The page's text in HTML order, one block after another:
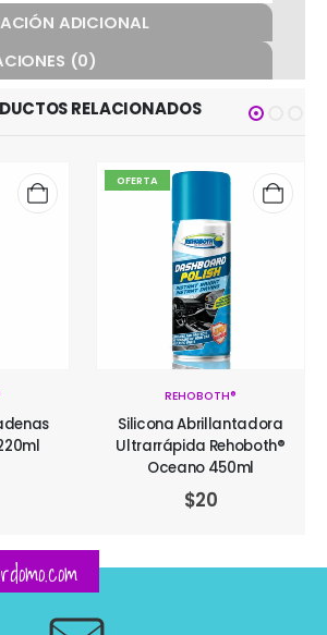
ADICIONAL
(0)
RELACIONADOS
OFERTA
REHOBOTH®
Silicona Abrillantadora
Ultrarrápida Rehoboth®
Oceano 450ml
$20